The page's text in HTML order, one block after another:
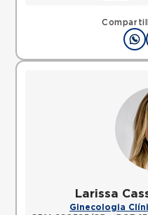
Larissa
Ginecologia